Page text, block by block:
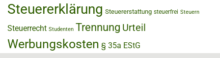
Steuererklärung Steuererstattung steuerfrei Steuern
Steuerrecht Studenten Trennung Urteil
Werbungskosten § 35a EStG